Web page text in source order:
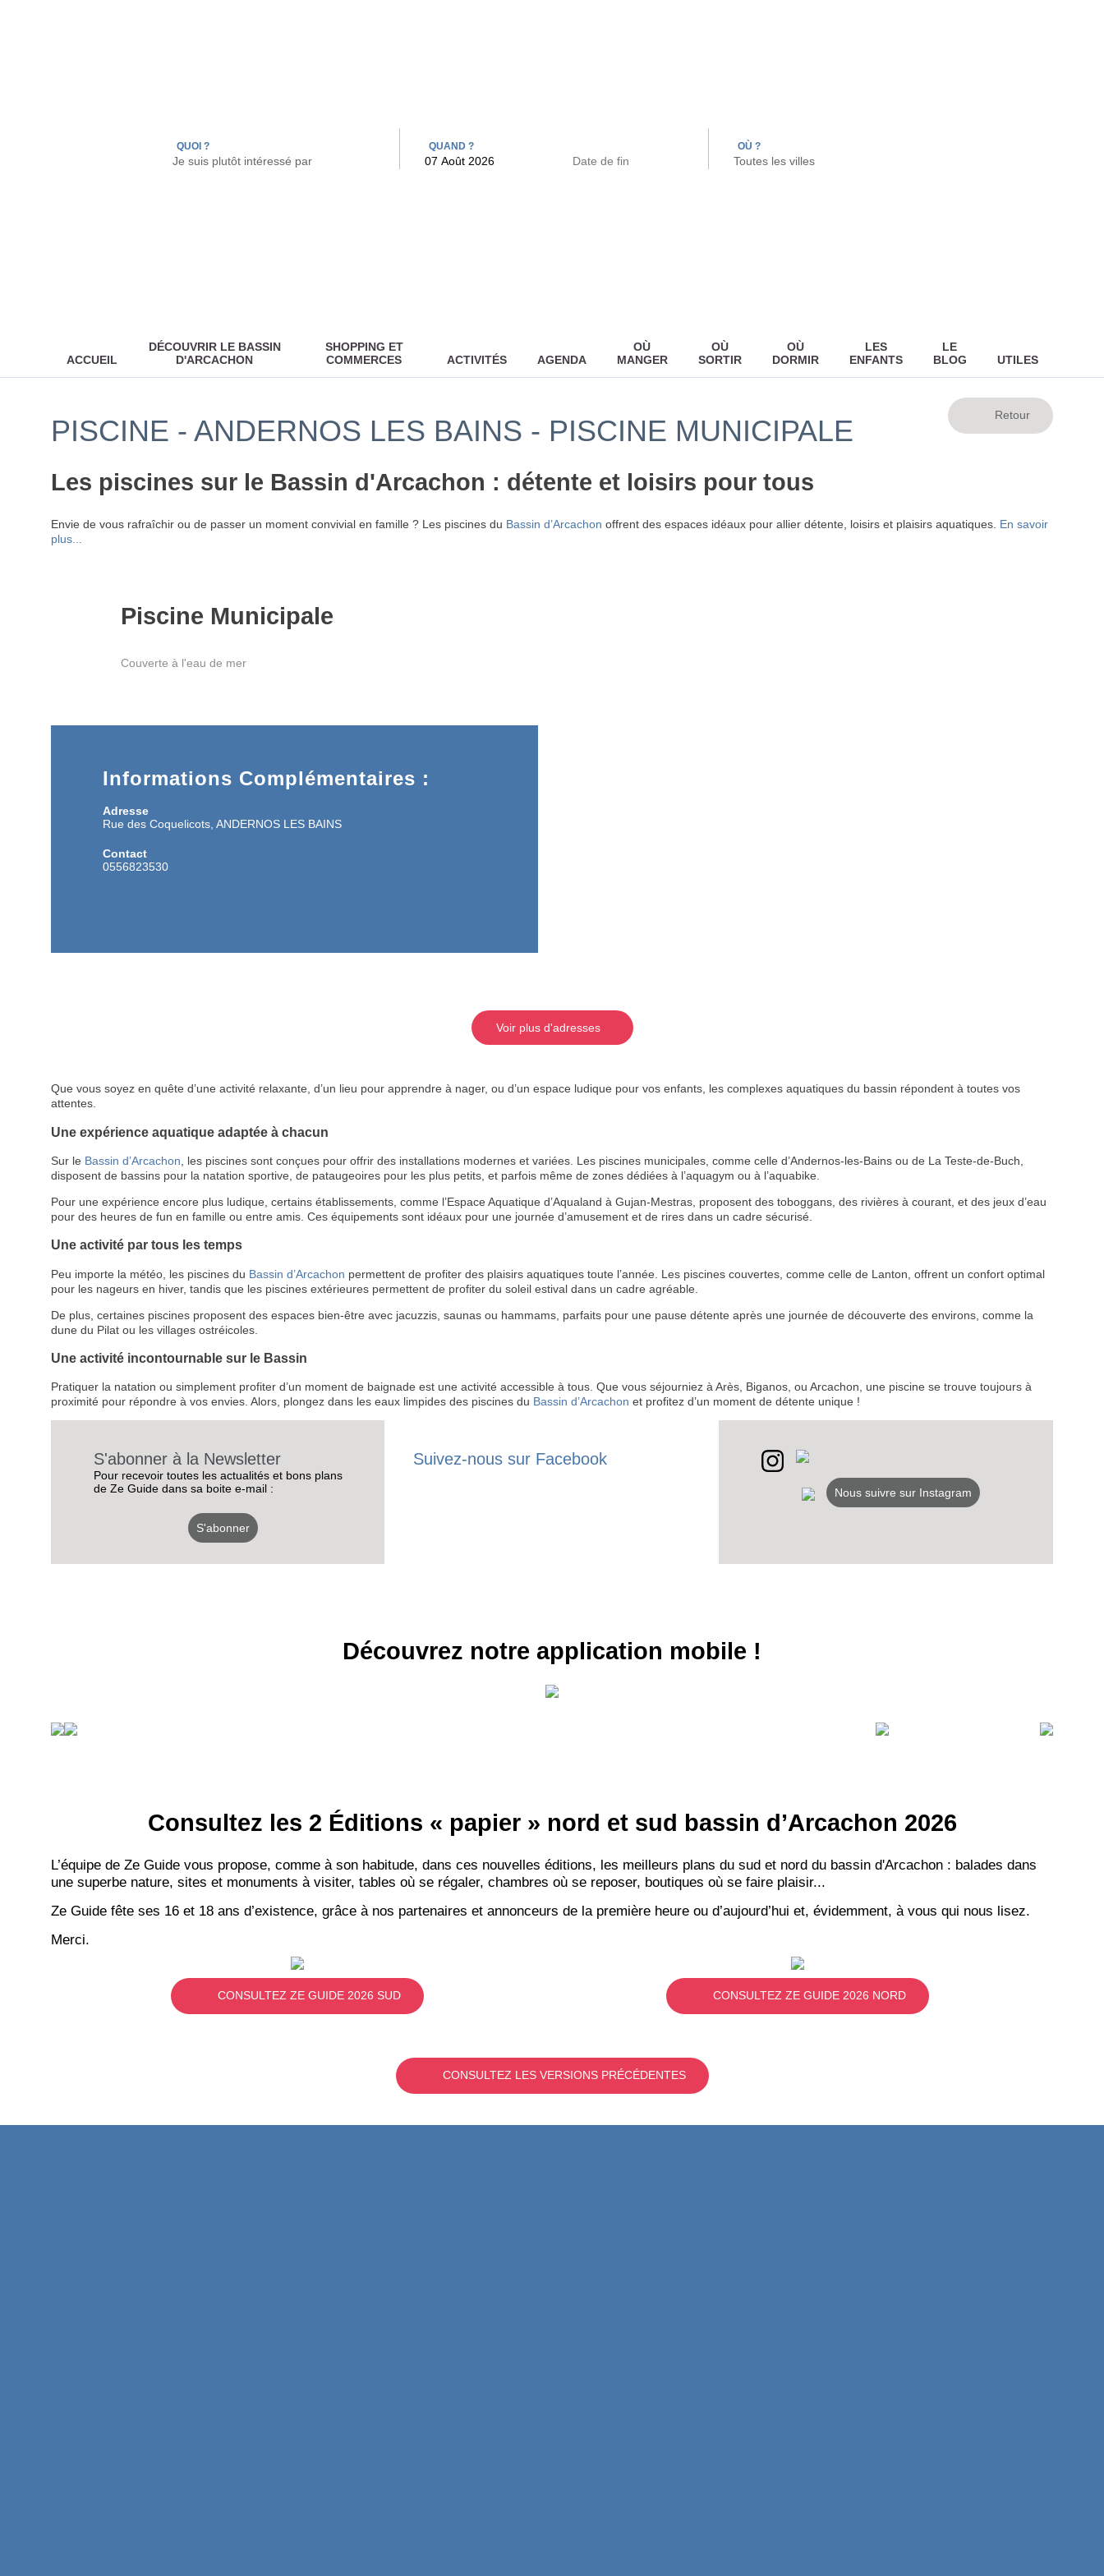
RECEVEZ
BONS PLANS
QUOI ? QUAND ? OÙ ?
ACCUEIL
DÉCOUVRIR LE BASSIN
D'ARCACHON
SHOPPING ET
COMMERCES
ACTIVITÉS AGENDA
OÙ
MANGER
OÙ
SORTIR
OÙ
DORMIR
LES
ENFANTS
LE
BLOG
UTILES
PISCINE - ANDERNOS LES BAINS - PISCINE MUNICIPALE
Les piscines sur le Bassin d'Arcachon : détente et loisirs pour tous
Envie de vous rafraîchir ou de passer un moment convivial en famille ? Les piscines du Bassin d’Arcachon offrent des espaces idéaux pour allier détente, loisirs et plaisirs aquatiques. En savoir
plus...
Piscine Municipale
Couverte à l'eau de mer
Informations Complémentaires :
Adresse
Rue des Coquelicots, ANDERNOS LES BAINS
Contact
0556823530
Voir plus d'adresses
Que vous soyez en quête d’une activité relaxante, d’un lieu pour apprendre à nager, ou d’un espace ludique pour vos enfants, les complexes aquatiques du bassin répondent à toutes vos
attentes.
Une expérience aquatique adaptée à chacun
Sur le Bassin d’Arcachon , les piscines sont conçues pour offrir des installations modernes et variées. Les piscines municipales, comme celle d’Andernos-les-Bains ou de La Teste-de-Buch,
disposent de bassins pour la natation sportive, de pataugeoires pour les plus petits, et parfois même de zones dédiées à l’aquagym ou à l’aquabike.
Pour une expérience encore plus ludique, certains établissements, comme l’Espace Aquatique d’Aqualand à Gujan-Mestras, proposent des toboggans, des rivières à courant, et des jeux d’eau
pour des heures de fun en famille ou entre amis. Ces équipements sont idéaux pour une journée d’amusement et de rires dans un cadre sécurisé.
Une activité par tous les temps
Peu importe la météo, les piscines du Bassin d’Arcachon permettent de profiter des plaisirs aquatiques toute l’année. Les piscines couvertes, comme celle de Lanton, offrent un confort optimal
pour les nageurs en hiver, tandis que les piscines extérieures permettent de profiter du soleil estival dans un cadre agréable.
De plus, certaines piscines proposent des espaces bien-être avec jacuzzis, saunas ou hammams, parfaits pour une pause détente après une journée de découverte des environs, comme la
dune du Pilat ou les villages ostréicoles.
Une activité incontournable sur le Bassin
Pratiquer la natation ou simplement profiter d’un moment de baignade est une activité accessible à tous. Que vous séjourniez à Arès, Biganos, ou Arcachon, une piscine se trouve toujours à
proximité pour répondre à vos envies. Alors, plongez dans les eaux limpides des piscines du Bassin d’Arcachon et profitez d’un moment de détente unique !
S'abonner à la Newsletter
Pour recevoir toutes les actualités et bons plans
de Ze Guide dans sa boite e-mail :
S'abonner
Suivez-nous sur Facebook
Nous suivre sur Instagram
Découvrez notre application mobile !
Consultez les 2 Éditions « papier » nord et sud bassin d’Arcachon 2026
L’équipe de Ze Guide vous propose, comme à son habitude, dans ces nouvelles éditions, les meilleurs plans du sud et nord du bassin d'Arcachon : balades dans
une superbe nature, sites et monuments à visiter, tables où se régaler, chambres où se reposer, boutiques où se faire plaisir...
Ze Guide fête ses 16 et 18 ans d’existence, grâce à nos partenaires et annonceurs de la première heure ou d’aujourd’hui et, évidemment, à vous qui nous lisez.
Merci.
CONSULTEZ ZE GUIDE 2026 SUD CONSULTEZ ZE GUIDE 2026 NORD
CONSULTEZ LES VERSIONS PRÉCÉDENTES